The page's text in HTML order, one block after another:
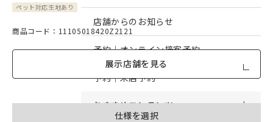
店舗からのお知らせ
予約｜オンライン接客予約
予約｜来店予約
おすすめコンテンツ
ペット対応生地あり
商品コード：11105018420Z2121
展示店舗を見る
仕様を選択